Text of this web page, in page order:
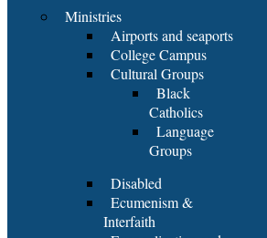
Ministries
Airports and seaports
College Campus
Cultural Groups
Black
Catholics
Language
Groups
Disabled
Ecumenism &
Interfaith